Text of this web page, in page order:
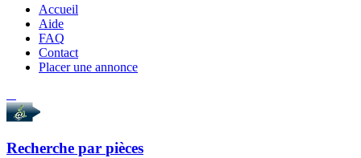
Accueil
Aide
FAQ
Contact
Placer une annonce
Recherche par pièces